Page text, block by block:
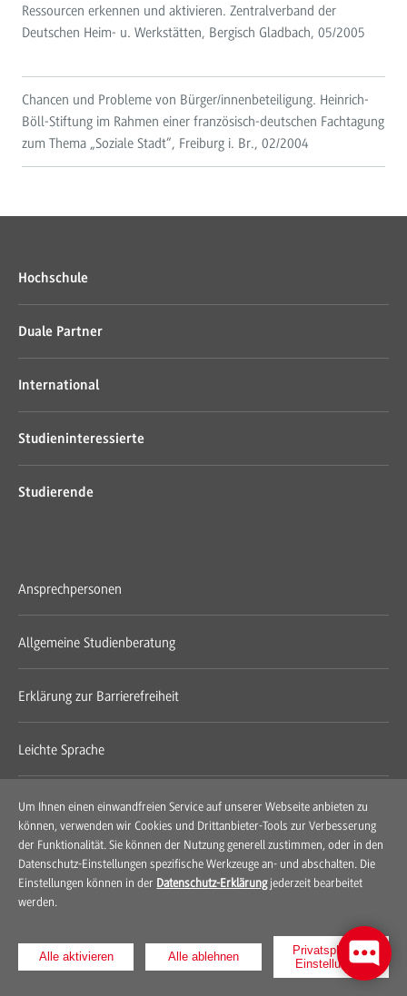
Ressourcen erkennen und aktivieren. Zentralverband der
Deutschen Heim- u. Werkstätten, Bergisch Gladbach, 05/2005
Chancen und Probleme von Bürger/innenbeteiligung. Heinrich-
Böll-Stiftung im Rahmen einer französisch-deutschen Fachtagung
zum Thema „Soziale Stadt“, Freiburg i. Br., 02/2004
Hochschule
Duale Partner
International
Studieninteressierte
Studierende
Ansprechpersonen
Allgemeine Studienberatung
Erklärung zur Barrierefreiheit
Leichte Sprache
Gebärdensprache
Geschlechtersensible Sprache
Green Office
Presse
Um Ihnen einen einwandfreien Service auf unserer Webseite anbieten zu
können, verwenden wir Cookies und Drittanbieter-Tools zur Verbesserung
der Funktionalität. Sie können der Nutzung generell zustimmen, oder in den
Datenschutz-Einstellungen spezifische Werkzeuge an- und abschalten. Die
Einstellungen können in der Datenschutz-Erklärungjederzeit bearbeitet
werden.
Alle aktivieren Alle ablehnen
Privatsphären-
Einstellungen